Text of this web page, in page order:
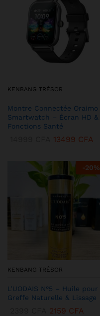
KENBANG TRÉSOR
Montre Connectée Oraimo
Smartwatch – Écran HD &
Fonctions Santé
13499 CFA
-20%
KENBANG TRÉSOR
L’UODAIS N°5 – Huile pour
Greffe Naturelle & Lissage
2159 CFA